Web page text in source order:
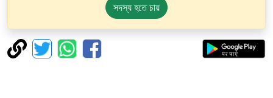
সদস্য হতে চায়